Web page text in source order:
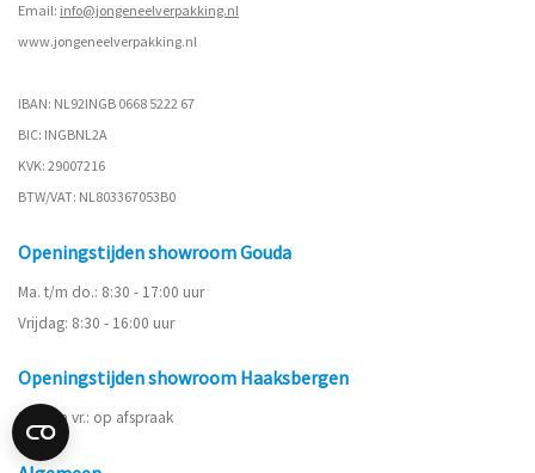
Email: info@jongeneelverpakking.nl
www.jongeneelverpakking.nl
IBAN: NL92INGB 0668 5222 67
BIC: INGBNL2A
KVK: 29007216
BTW/VAT: NL803367053B0
Openingstijden showroom Gouda
Ma. t/m do.: 8:30 - 17:00 uur
Vrijdag: 8:30 - 16:00 uur
Openingstijden showroom Haaksbergen
Ma. t/m vr.: op afspraak